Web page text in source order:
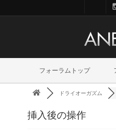
フォーラムトップ
ドライオーガズム
挿入後の操作